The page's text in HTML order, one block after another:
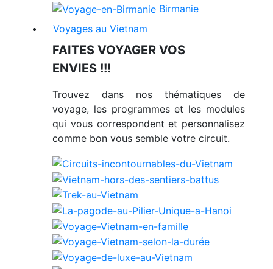
Birmanie
Voyages au Vietnam
FAITES VOYAGER VOS
ENVIES !!!
Trouvez dans nos thématiques de
voyage, les programmes et les modules
qui vous correspondent et personnalisez
comme bon vous semble votre circuit.